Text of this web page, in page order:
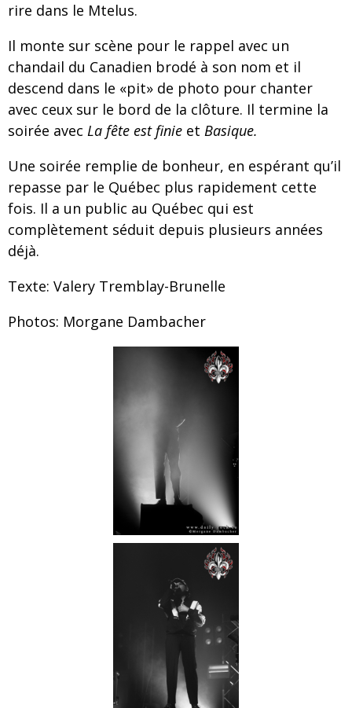
rire dans le Mtelus.
Il monte sur scène pour le rappel avec un
chandail du Canadien brodé à son nom et il
descend dans le «pit» de photo pour chanter
avec ceux sur le bord de la clôture. Il termine la
soirée avec La fête est finie et Basique.
Une soirée remplie de bonheur, en espérant qu’il
repasse par le Québec plus rapidement cette
fois. Il a un public au Québec qui est
complètement séduit depuis plusieurs années
déjà.
Texte: Valery Tremblay-Brunelle
Photos: Morgane Dambacher